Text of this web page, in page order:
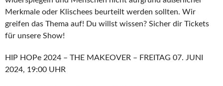
Merkmale oder Klischees beurteilt werden sollten. Wir
greifen das Thema auf! Du willst wissen? Sicher dir Tickets
für unsere Show!
HIP HOPe 2024 – THE MAKEOVER – FREITAG 07. JUNI
2024, 19:00 UHR